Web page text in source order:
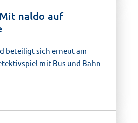
naldo auf
beteiligt sich erneut am
mit Bus und Bahn